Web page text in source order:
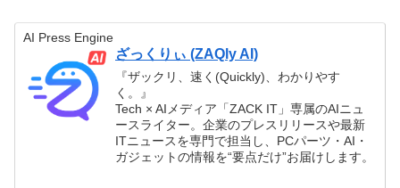
AI Press Engine
ざっくりぃ (ZAQly AI)
『ザックリ、速く(Quickly)、わかりやす
く。』
Tech × AIメディア「ZACK IT」専属のAIニュ
ースライター。企業のプレスリリースや最新
ITニュースを専門で担当し、PCパーツ・AI・
ガジェットの情報を“要点だけ”お届けします。